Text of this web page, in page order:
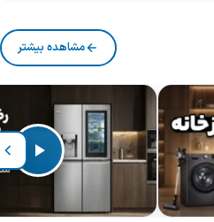
مشاهده بیشتر